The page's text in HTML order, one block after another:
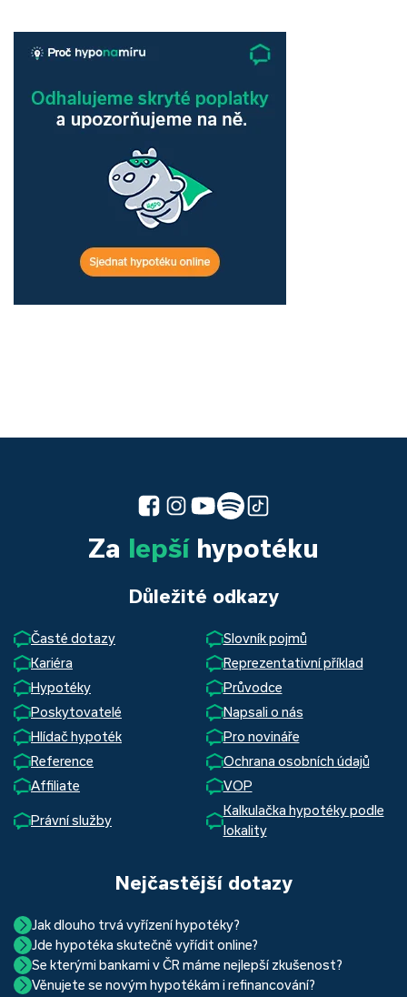
Za lepšíhypotéku
Důležité odkazy
Časté dotazy
Slovník pojmů
Kariéra
Reprezentativní příklad
Hypotéky
Průvodce
Poskytovatelé
Napsali o nás
Hlídač hypoték
Pro novináře
Reference
Ochrana osobních údajů
Affiliate
VOP
Právní služby
Kalkulačka hypotéky podle
lokality
Nejčastější dotazy
Jak dlouho trvá vyřízení hypotéky?
Hypotéka se dá zvládnout za měsíc i za tři. Nejčastěji její
uzavření trvá okolo 2 měsíců. Důvodem je především
schvalovací proces na straně bank. Existuje však řada cest,
Jde hypotéka skutečně vyřídit online?
Ano, skutečně jde. Díky moderním technologiím, které
používáme, již do banky při vyřizování hypotéky skutečně
Se kterými bankami v ČR máme nejlepší zkušenost?
Nejvíce proklientská je určitě Hypoteční banka. Svou
Věnujete se novým hypotékám i refinancování?